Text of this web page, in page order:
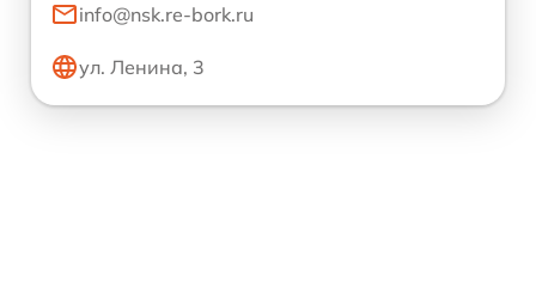
info@nsk.re-bork.ru
ул. Ленина, 3